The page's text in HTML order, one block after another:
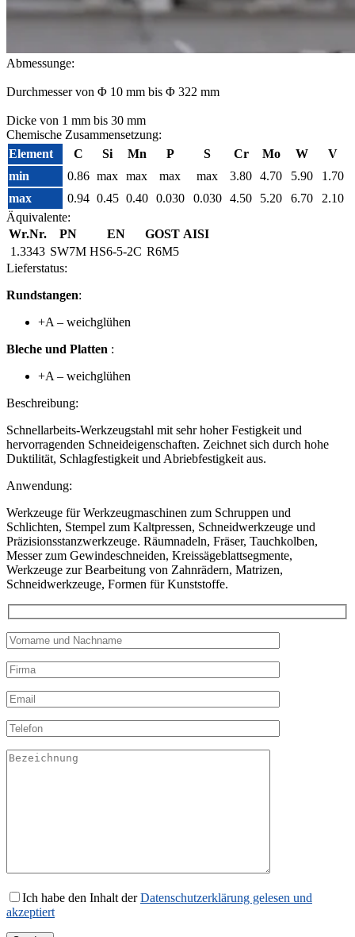
Abmessunge:
Durchmesser von Φ 10 mm bis Φ 322 mm
Dicke von 1 mm bis 30 mm
Chemische Zusammensetzung:
Element
C Si Mn P S Cr Mo W
V
min
0.86 max max max max 3.80 4.70 5.90
1.70
max
0.94 0.45 0.40 0.030 0.030 4.50 5.20 6.70
2.10
Äquivalente:
Wr.Nr.
PN EN GOST AISI
1.3343 SW7M HS6-5-2C R6M5
Lieferstatus:
Rundstangen:
+A – weichglühen
Bleche und Platten :
+A – weichglühen
Beschreibung:
Schnellarbeits-Werkzeugstahl mit sehr hoher Festigkeit und
hervorragenden Schneideigenschaften. Zeichnet sich durch hohe
Duktilität, Schlagfestigkeit und Abriebfestigkeit aus.
Anwendung:
Werkzeuge für Werkzeugmaschinen zum Schruppen und
Schlichten, Stempel zum Kaltpressen, Schneidwerkzeuge und
Präzisionsstanzwerkzeuge. Räumnadeln, Fräser, Tauchkolben,
Messer zum Gewindeschneiden, Kreissägeblattsegmente,
Werkzeuge zur Bearbeitung von Zahnrädern, Matrizen,
Schneidwerkzeuge, Formen für Kunststoffe.
Ich habe den Inhalt derDatenschutzerklärung gelesen und
akzeptiert